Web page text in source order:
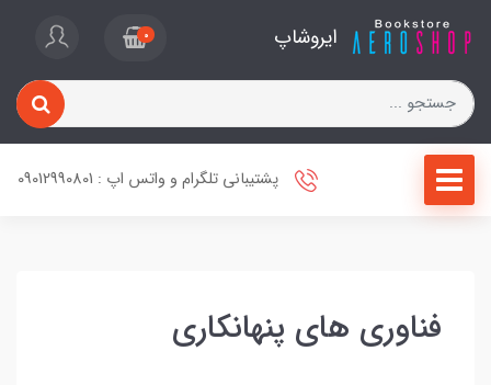
ایروشاپ 0
پشتیبانی تلگرام و واتس اپ : 09012990801
فناوری های پنهانکاری